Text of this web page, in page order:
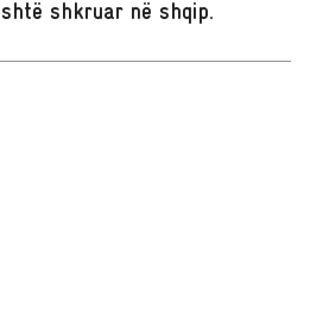
shkruar në shqip.